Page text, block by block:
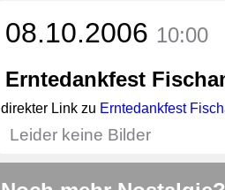
08.10.2006 10:00
Erntedankfest
direkter Link zu Erntedankfest
Leider keine Bilder